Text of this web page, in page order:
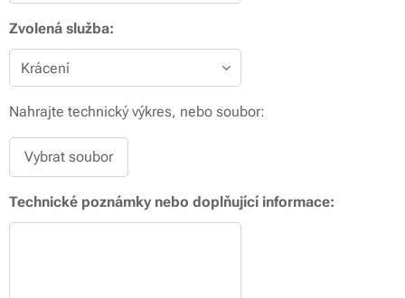
Zvolená služba:
Nahrajte technický výkres, nebo soubor:
Vybrat soubor
Technické poznámky nebo doplňující informace: